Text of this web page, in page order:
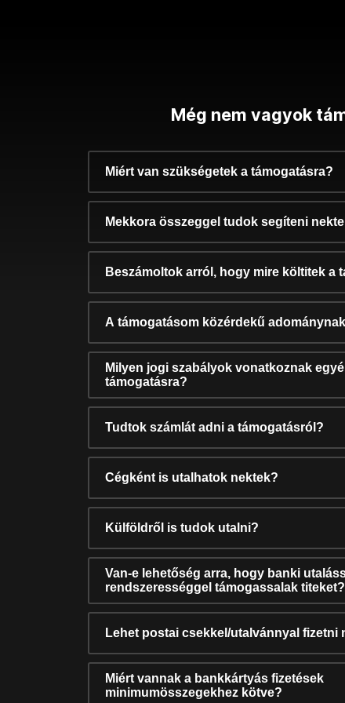
Még nem vagyok
Miért van szükségetek a támogatásra?
Mekkora összeggel tudok segíteni
Beszámoltok arról, hogy mire költitek a
A támogatásom közérdekű
Milyen jogi szabályok vonatkoznak
támogatásra?
Tudtok számlát adni a támogatásról?
Cégként is utalhatok nektek?
Külföldről is tudok utalni?
Van-e lehetőség arra, hogy banki
rendszerességgel támogassalak titeket?
Lehet postai csekkel/utalvánnyal fizetni
Miért vannak a bankkártyás fizetések
minimumösszegekhez kötve?